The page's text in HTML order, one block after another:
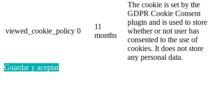
viewed_cookie_policy 0
11
months
The cookie is set by the
GDPR Cookie Consent
plugin and is used to store
whether or not user has
consented to the use of
cookies. It does not store
any personal data.
Guardar y aceptar